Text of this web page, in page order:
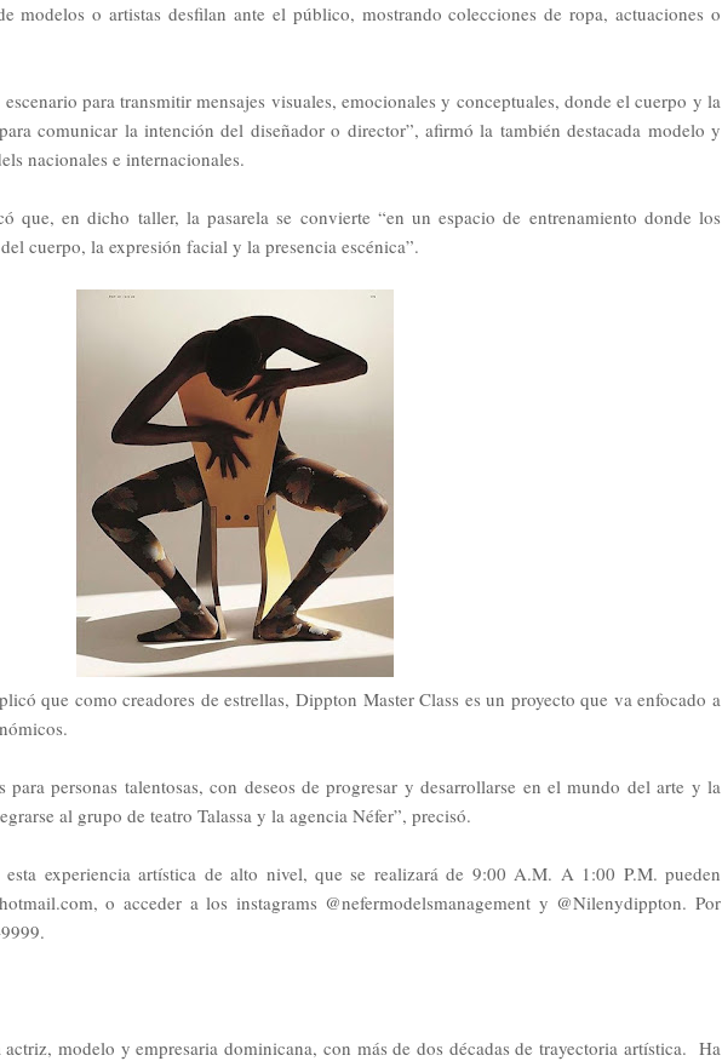
modelos o artistas desfilan ante el público, mostrando colecciones de ropa, actuaciones o
para transmitir mensajes visuales, emocionales y conceptuales, donde el cuerpo y la
comunicar la intención del diseñador o director”, afirmó la también destacada modelo y
nacionales e internacionales.
que, en dicho taller, la pasarela se convierte “en un espacio de entrenamiento donde los
cuerpo, la expresión facial y la presencia escénica”.
que como creadores de estrellas, Dippton Master Class es un proyecto que va enfocado a
para personas talentosas, con deseos de progresar y desarrollarse en el mundo del arte y la
al grupo de teatro Talassa y la agencia Néfer”, precisó.
experiencia artística de alto nivel, que se realizará de 9:00 A.M. A 1:00 P.M. pueden
o acceder a los instagrams @nefermodelsmanagement y @Nilenydippton. Por
modelo y empresaria dominicana, con más de dos décadas de trayectoria artística. Ha